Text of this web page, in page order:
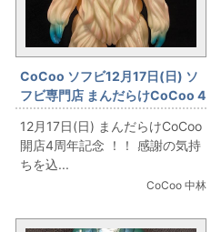
CoCoo ソフビ12月17日(日) ソ
フビ専門店 まんだらけCoCoo 4
周年記念 「マーミット 世紀の大
怪獣シリーズ/怪獣天国 ウー 蓄
光成型」
12月17日(日) まんだらけCoCoo
開店4周年記念 ！！ 感謝の気持
ちを込...
CoCoo 中林